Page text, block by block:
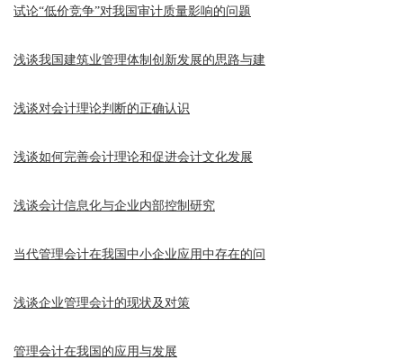
试论“低价竞争”对我国审计质量影响的问题
浅谈我国建筑业管理体制创新发展的思路与建
浅谈对会计理论判断的正确认识
浅谈如何完善会计理论和促进会计文化发展
浅谈会计信息化与企业内部控制研究
当代管理会计在我国中小企业应用中存在的问
浅谈企业管理会计的现状及对策
管理会计在我国的应用与发展